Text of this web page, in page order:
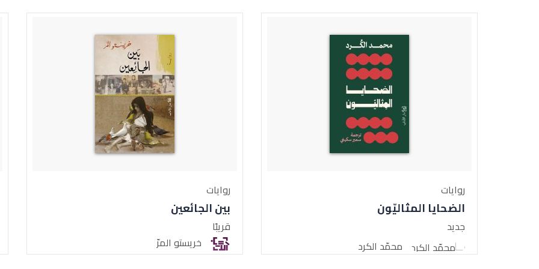
روايات
الضحايا المثاليّون
جديد
محمّد الكرد
روايات
بين الجائعين
قريبًا
خريستو المرّ